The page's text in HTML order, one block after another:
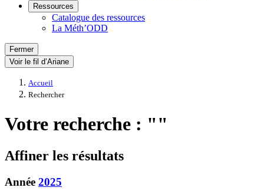
Ressources
Catalogue des ressources
La Méth’ODD
Fermer
Voir le fil d’Ariane
Accueil
Rechercher
Votre recherche : ""
Affiner les résultats
Année 2025